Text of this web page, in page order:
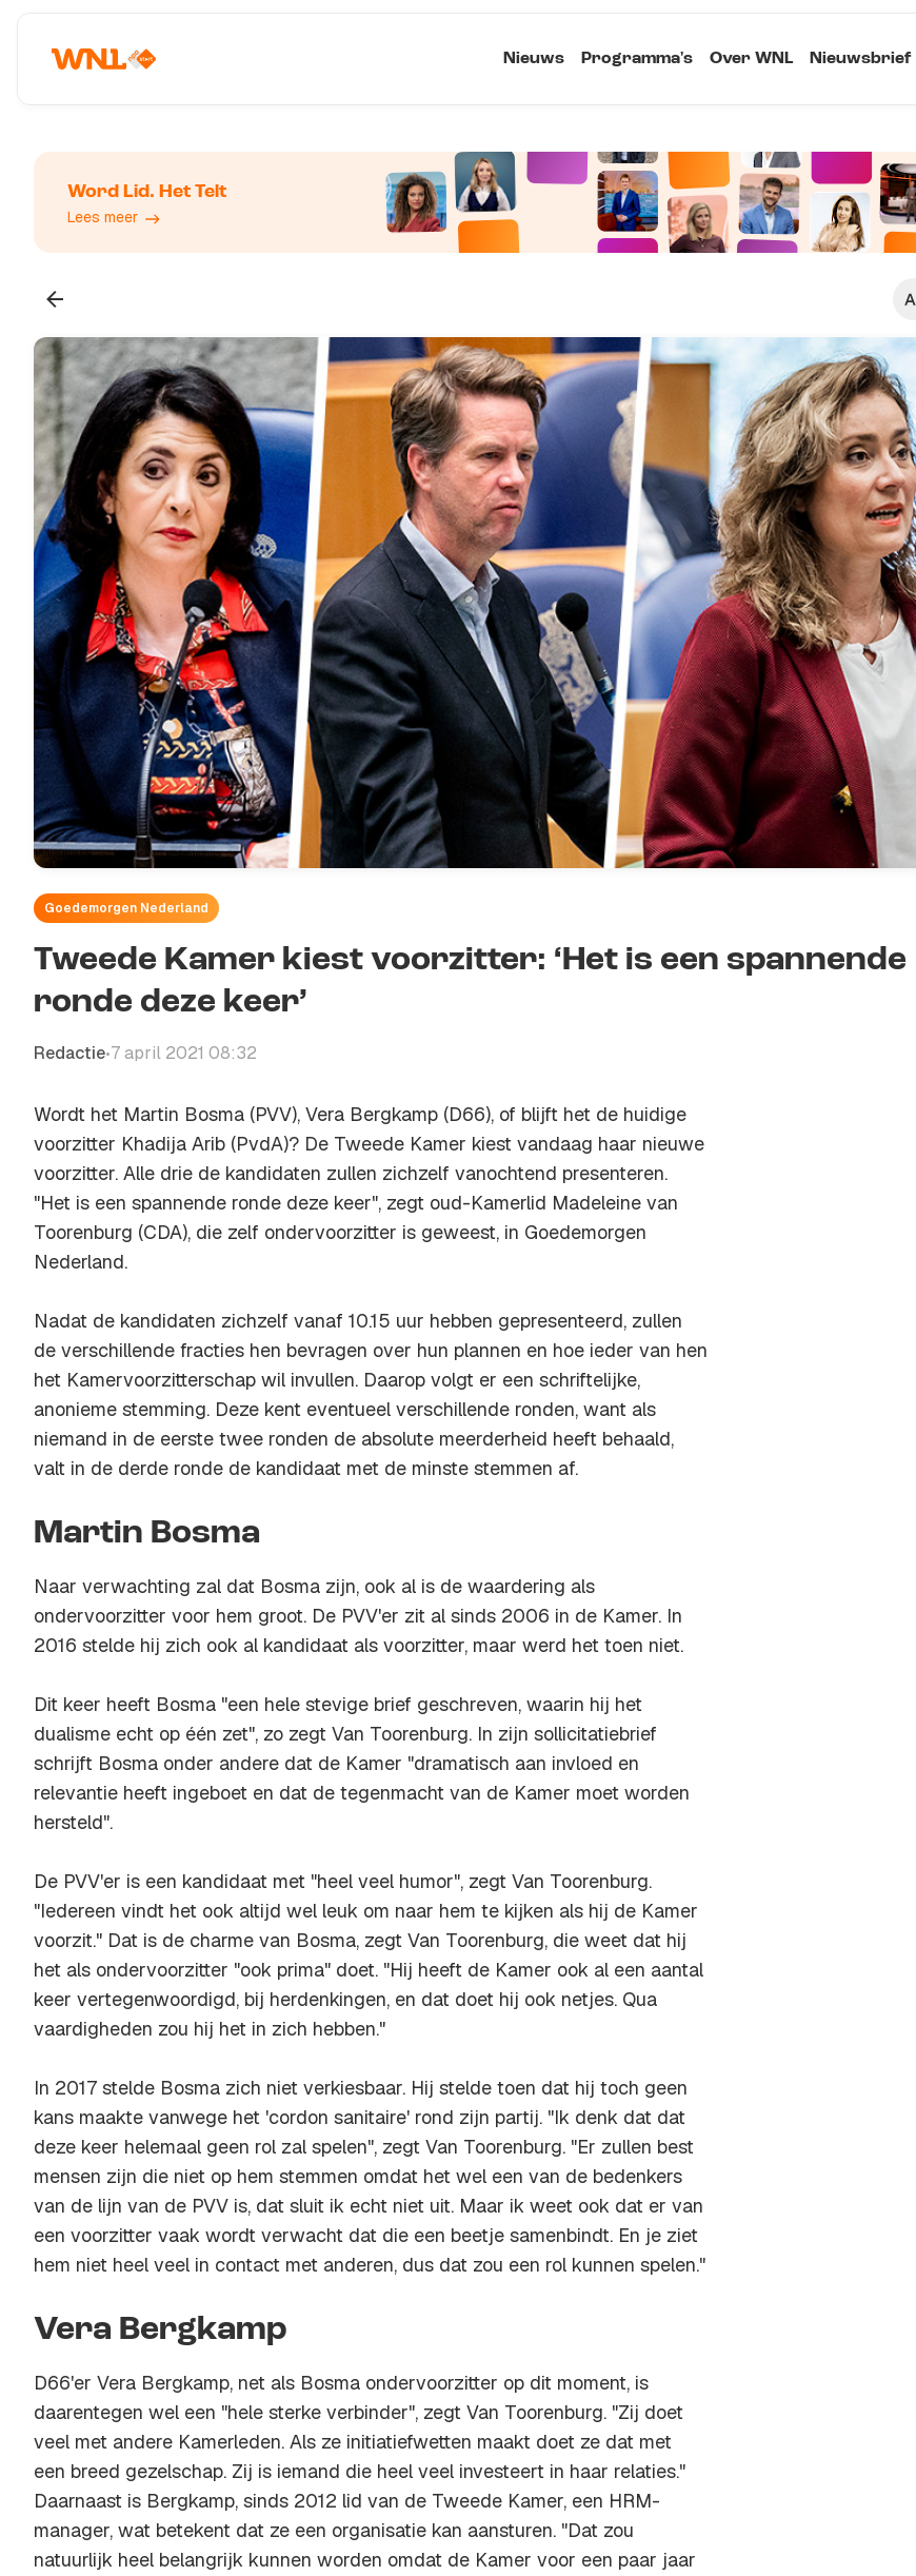
Nieuws Programma's Over WNL Nieuwsbrief
Word Lid. Het Telt
Lees meer
Klein
Standaard
Groot
Kopieer link
Goedemorgen Nederland
Tweede Kamer kiest voorzitter: ‘Het is een spannende
ronde deze keer’
Redactie•7 april 2021 08:32
Wordt het Martin Bosma (PVV), Vera Bergkamp (D66), of blijft het de huidige
voorzitter Khadija Arib (PvdA)? De Tweede Kamer kiest vandaag haar nieuwe
voorzitter. Alle drie de kandidaten zullen zichzelf vanochtend presenteren.
"Het is een spannende ronde deze keer", zegt oud-Kamerlid Madeleine van
Toorenburg (CDA), die zelf ondervoorzitter is geweest, in Goedemorgen
Nederland.
Nadat de kandidaten zichzelf vanaf 10.15 uur hebben gepresenteerd, zullen
de verschillende fracties hen bevragen over hun plannen en hoe ieder van hen
het Kamervoorzitterschap wil invullen. Daarop volgt er een schriftelijke,
anonieme stemming. Deze kent eventueel verschillende ronden, want als
niemand in de eerste twee ronden de absolute meerderheid heeft behaald,
valt in de derde ronde de kandidaat met de minste stemmen af.
Martin Bosma
Naar verwachting zal dat Bosma zijn, ook al is de waardering als
ondervoorzitter voor hem groot. De PVV'er zit al sinds 2006 in de Kamer. In
2016 stelde hij zich ook al kandidaat als voorzitter, maar werd het toen niet.
Dit keer heeft Bosma "een hele stevige brief geschreven, waarin hij het
dualisme echt op één zet", zo zegt Van Toorenburg. In zijn sollicitatiebrief
schrijft Bosma onder andere dat de Kamer "dramatisch aan invloed en
relevantie heeft ingeboet en dat de tegenmacht van de Kamer moet worden
hersteld".
De PVV'er is een kandidaat met "heel veel humor", zegt Van Toorenburg.
"Iedereen vindt het ook altijd wel leuk om naar hem te kijken als hij de Kamer
voorzit." Dat is de charme van Bosma, zegt Van Toorenburg, die weet dat hij
het als ondervoorzitter "ook prima" doet. "Hij heeft de Kamer ook al een aantal
keer vertegenwoordigd, bij herdenkingen, en dat doet hij ook netjes. Qua
vaardigheden zou hij het in zich hebben."
In 2017 stelde Bosma zich niet verkiesbaar. Hij stelde toen dat hij toch geen
kans maakte vanwege het 'cordon sanitaire' rond zijn partij. "Ik denk dat dat
deze keer helemaal geen rol zal spelen", zegt Van Toorenburg. "Er zullen best
mensen zijn die niet op hem stemmen omdat het wel een van de bedenkers
van de lijn van de PVV is, dat sluit ik echt niet uit. Maar ik weet ook dat er van
een voorzitter vaak wordt verwacht dat die een beetje samenbindt. En je ziet
hem niet heel veel in contact met anderen, dus dat zou een rol kunnen spelen."
Vera Bergkamp
D66'er Vera Bergkamp, net als Bosma ondervoorzitter op dit moment, is
daarentegen wel een "hele sterke verbinder", zegt Van Toorenburg. "Zij doet
veel met andere Kamerleden. Als ze initiatiefwetten maakt doet ze dat met
een breed gezelschap. Zij is iemand die heel veel investeert in haar relaties."
Daarnaast is Bergkamp, sinds 2012 lid van de Tweede Kamer, een HRM-
manager, wat betekent dat ze een organisatie kan aansturen. "Dat zou
natuurlijk heel belangrijk kunnen worden omdat de Kamer voor een paar jaar